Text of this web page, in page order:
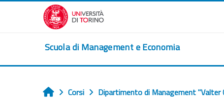
Vai al contenuto principale
Scuola di Management e Economia
Home
Corsi Dipartimento di Management "Valter